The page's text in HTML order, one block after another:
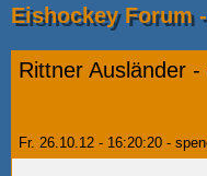
Eishockey Forum
Rittner Ausländer
Fr. 26.10.12 - 16:20:20 -